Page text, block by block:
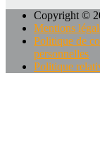
Copyright ©
Mentions
Politique de
personnelles
Politique